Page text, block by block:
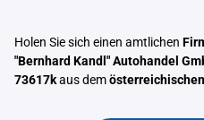
Holen Sie sich einen amtlichen
"Bernhard Kandl" Autohandel
73617kaus dem